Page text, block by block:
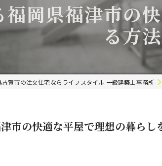
cocoiro+
岡県福津市の
る方法
古賀市の注文住宅ならライフスタイル 一級建築士事務所
市の快適な平屋で理想の暮らし